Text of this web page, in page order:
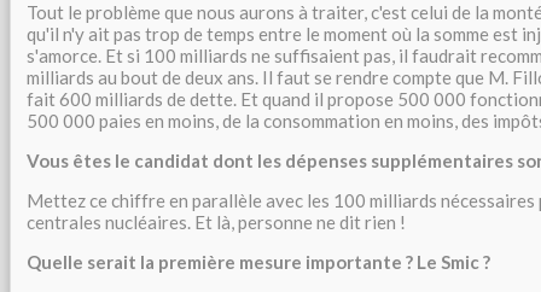
Tout le problème que nous aurons à traiter, c'est celui de la
qu'il n'y ait pas trop de temps entre le moment où la somme est
s'amorce. Et si 100 milliards ne suffisaient pas, il faudrait
milliards au bout de deux ans. Il faut se rendre compte que M.
fait 600 milliards de dette. Et quand il propose 500 000
500 000 paies en moins, de la consommation en moins, des
Vous êtes le candidat dont les dépenses supplémentaires
Mettez ce chiffre en parallèle avec les 100 milliards nécessaires
centrales nucléaires. Et là, personne ne dit rien !
Quelle serait la première mesure importante ? Le Smic ?